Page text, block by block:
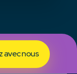
avec nous